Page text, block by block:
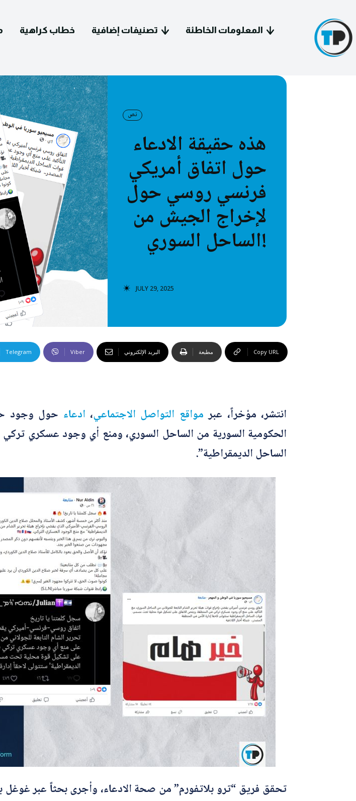
English
سياسة التصحيح
معلومات عنا
فيديوغرافيك
مدونة
خطاب كراهية
تصنيفات إضافية
المعلومات الخاطئة
تحقق
رئيسية
بريدك الإلكتروني*
ا
ل
م
و
ض
و
ع
*
*
الموضوع*
خطاب كراهية تصنيفات إضافية
المعلومات الخاطئة
نص
هذه حقيقة الادعاء
حول اتفاق أمريكي
فرنسي روسي حول
لإخراج الجيش من
الساحل السوري!
JULY 29, 2025
Telegram Viber البريد الإلكتروني مطبعة Copy URL
انتشر، مؤخراً، عبر مواقع التواصل الاجتماعي، ادعاء حول وجود
الحكومية السورية من الساحل السوري، ومنع أي وجود عسكري
الساحل الديمقراطية”.
تحقق فريق “ترو بلاتفورم” من صحة الادعاء، وأجرى بحثاً عبر غوغل